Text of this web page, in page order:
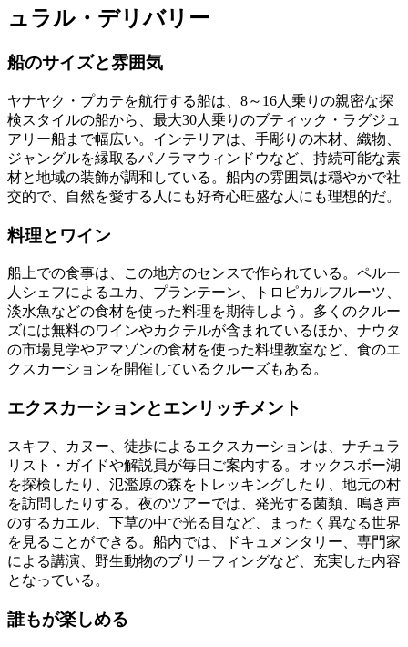
ュラル・デリバリー
船のサイズと雰囲気
ヤナヤク・プカテを航行する船は、8～16人乗りの親密な探
検スタイルの船から、最大30人乗りのブティック・ラグジュ
アリー船まで幅広い。インテリアは、手彫りの木材、織物、
ジャングルを縁取るパノラマウィンドウなど、持続可能な素
材と地域の装飾が調和している。船内の雰囲気は穏やかで社
交的で、自然を愛する人にも好奇心旺盛な人にも理想的だ。
料理とワイン
船上での食事は、この地方のセンスで作られている。ペルー
人シェフによるユカ、プランテーン、トロピカルフルーツ、
淡水魚などの食材を使った料理を期待しよう。多くのクルー
ズには無料のワインやカクテルが含まれているほか、ナウタ
の市場見学やアマゾンの食材を使った料理教室など、食のエ
クスカーションを開催しているクルーズもある。
エクスカーションとエンリッチメント
スキフ、カヌー、徒歩によるエクスカーションは、ナチュラ
リスト・ガイドや解説員が毎日ご案内する。オックスボー湖
を探検したり、氾濫原の森をトレッキングしたり、地元の村
を訪問したりする。夜のツアーでは、発光する菌類、鳴き声
のするカエル、下草の中で光る目など、まったく異なる世界
を見ることができる。船内では、ドキュメンタリー、専門家
による講演、野生動物のブリーフィングなど、充実した内容
となっている。
誰もが楽しめる